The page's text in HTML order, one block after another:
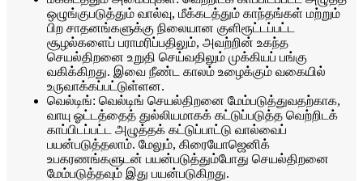
ஒழுங்குபடுத்தும் வால்வு, மீக்கடத்தும் காந்தங்கள் மற்றும்
பிற சாதனங்களுக்கு நிலையான குளிரூட்டப்பட்ட
சூழல்களைப் பராமரிப்பதிலும், அவற்றின் உகந்த
செயல்திறனை உறுதி செய்வதிலும் முக்கியப் பங்கு
வகிக்கிறது. இவை நீண்ட காலம் உழைக்கும் வகையில்
உருவாக்கப்பட்டுள்ளன.
வெல்டிங்: வெல்டிங் செயல்திறனை மேம்படுத்துவதற்காக,
வாயு ஓட்டத்தைத் துல்லியமாகக் கட்டுப்படுத்த வெற்றிடக்
காப்பிடப்பட்ட அழுத்தக் கட்டுப்பாட்டு வால்வைப்
பயன்படுத்தலாம். மேலும், கிரையோஜெனிக்
உபகரணங்களுடன் பயன்படுத்தும்போது செயல்திறனை
மேம்படுத்தவும் இது பயன்படுகிறது.